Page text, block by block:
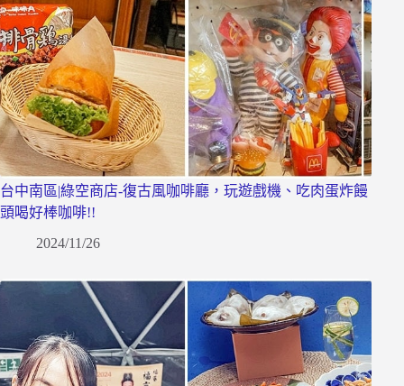
台中南區|綠空商店-復古風咖啡廳，玩遊戲機、吃肉蛋炸饅
頭喝好棒咖啡!!
2024/11/26